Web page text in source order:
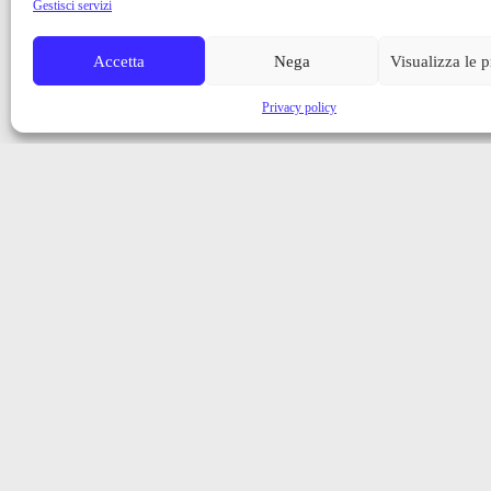
Gestisci servizi
Accetta Nega Visualizza le
Privacy policy